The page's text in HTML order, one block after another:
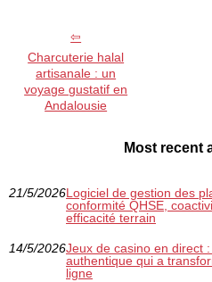
Charcuterie halal
artisanale : un
voyage gustatif en
Andalousie
Most recent
21/5/2026Logiciel de gestion des
conformité QHSE,
efficacité terrain
14/5/2026Jeux de casino en direct :
authentique qui a
ligne